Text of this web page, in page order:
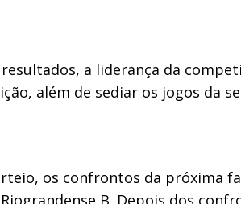
resultados, a liderança da
além de sediar os jogos da
os confrontos da próxima